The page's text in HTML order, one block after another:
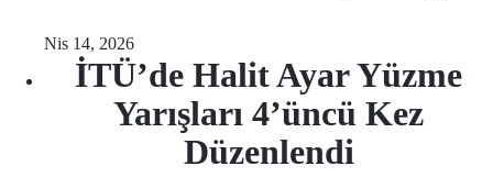
Nis 14, 2026
İTÜ’de Halit Ayar Yüzme
Yarışları 4’üncü Kez
Düzenlendi